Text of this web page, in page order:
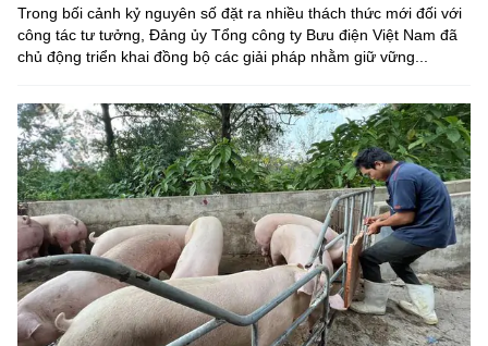
Trong bối cảnh kỷ nguyên số đặt ra nhiều thách thức mới đối với
công tác tư tưởng, Đảng ủy Tổng công ty Bưu điện Việt Nam đã
chủ động triển khai đồng bộ các giải pháp nhằm giữ vững...